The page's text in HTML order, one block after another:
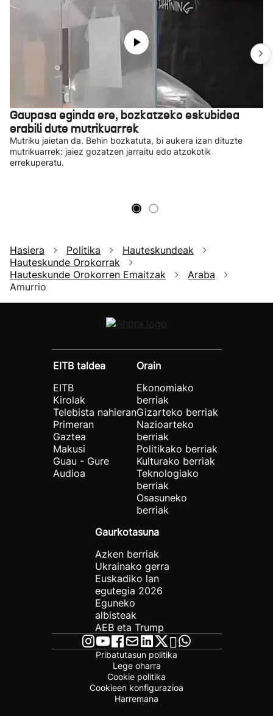
Gaupasa eginda ere, bozkatzeko eskubidea
erabili dute mutrikuarrek
Mutriku jaietan da. Behin bozkatuta, bi aukera izan dituzte
mutrikuarrek: jaiez gozatzen jarraitu edo atzokotik
errekuperatu.
Hasiera Politika
Hauteskundeak
Hauteskunde Orokorrak
Hauteskunde Orokorren Emaitzak
Araba
Amurrio
EITB taldea
EITB
Kirolak
Telebista nahieran
Primeran
Gaztea
Makusi
Guau - Gure
Audioa
Orain
Ekonomiako
berriak
Gizarteko berriak
Nazioarteko
berriak
Politikako berriak
Kulturako berriak
Teknologiako
berriak
Osasuneko
berriak
Gaurkotasuna
Azken berriak
Ukrainako gerra
Euskadiko lan
egutegia 2026
Eguneko
albisteak
AEB eta Trump
Pribatutasun politika
Lege oharra
Cookie politika
Cookieen konfigurazioa
Harremana